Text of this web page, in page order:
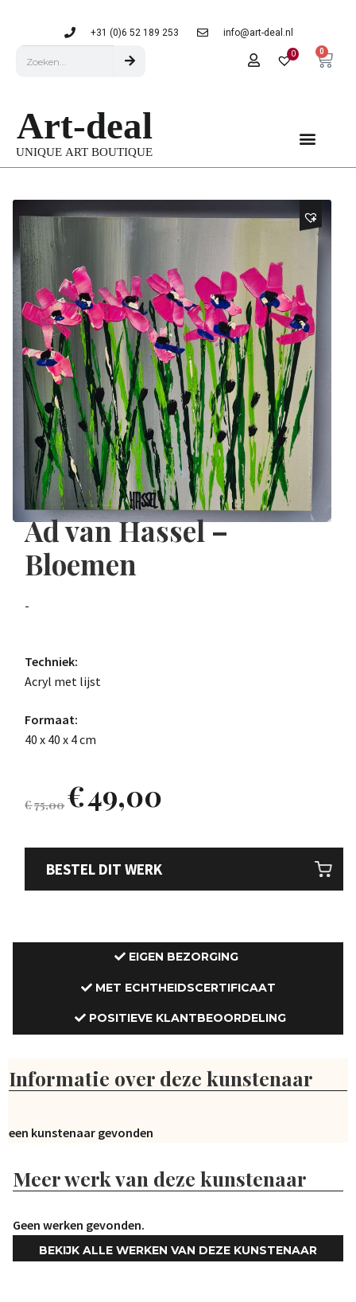
+31 (0)6 52 189 253 info@art-deal.nl
0 0
Ad van Hassel –
Bloemen
-
Techniek:
Acryl met lijst
Formaat:
40 x 40 x 4 cm
€75,00€49,00
BESTEL DIT WERK
EIGEN BEZORGING
MET ECHTHEIDSCERTIFICAAT
POSITIEVE KLANTBEOORDELING
Informatie over deze kunstenaar
Geen kunstenaar gevonden
Meer werk van deze kunstenaar
Geen werken gevonden.
BEKIJK ALLE WERKEN VAN DEZE KUNSTENAAR